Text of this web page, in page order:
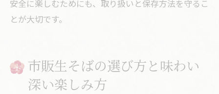
安全に楽しむためにも、取り扱いと保存方法を守るこ
とが大切です。
市販生そばの選び方と味わい
深い楽しみ方